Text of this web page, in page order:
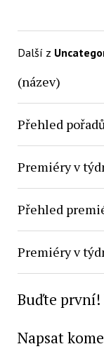
Další z
(název)
Přehled
Premiéry v
Přehled
Premiéry v
Buďte
Napsat